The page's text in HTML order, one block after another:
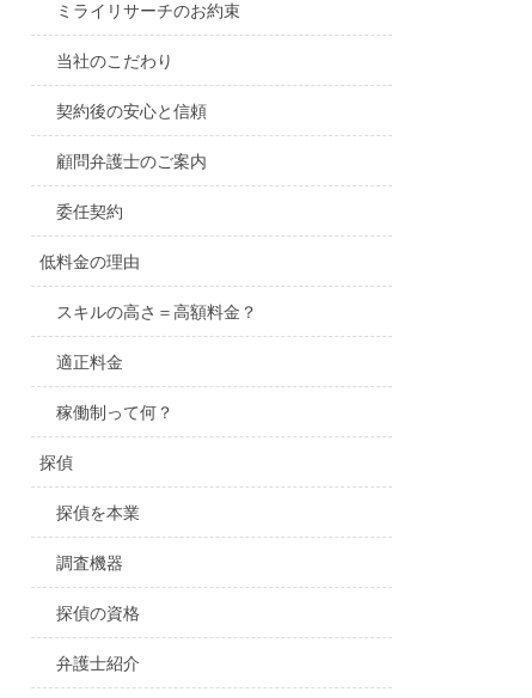
ミライリサーチのお約束
当社のこだわり
契約後の安心と信頼
顧問弁護士のご案内
委任契約
低料金の理由
スキルの高さ＝高額料金？
適正料金
稼働制って何？
探偵
探偵を本業
調査機器
探偵の資格
弁護士紹介